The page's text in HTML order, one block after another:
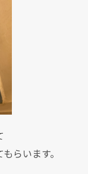
らいます。